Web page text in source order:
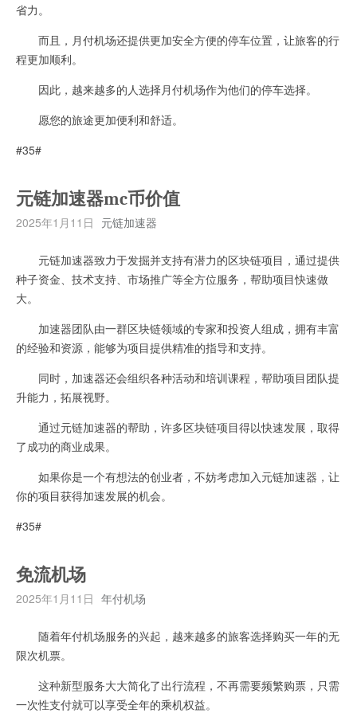
省力。
而且，月付机场还提供更加安全方便的停车位置，让旅客的行
程更加顺利。
因此，越来越多的人选择月付机场作为他们的停车选择。
愿您的旅途更加便利和舒适。
#35#
元链加速器mc币价值
2025年1月11日 元链加速器
元链加速器致力于发掘并支持有潜力的区块链项目，通过提供
种子资金、技术支持、市场推广等全方位服务，帮助项目快速做
大。
加速器团队由一群区块链领域的专家和投资人组成，拥有丰富
的经验和资源，能够为项目提供精准的指导和支持。
同时，加速器还会组织各种活动和培训课程，帮助项目团队提
升能力，拓展视野。
通过元链加速器的帮助，许多区块链项目得以快速发展，取得
了成功的商业成果。
如果你是一个有想法的创业者，不妨考虑加入元链加速器，让
你的项目获得加速发展的机会。
#35#
免流机场
2025年1月11日 年付机场
随着年付机场服务的兴起，越来越多的旅客选择购买一年的无
限次机票。
这种新型服务大大简化了出行流程，不再需要频繁购票，只需
一次性支付就可以享受全年的乘机权益。